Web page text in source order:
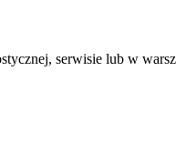
serwisie lub w